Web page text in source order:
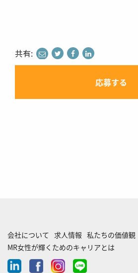
共有:
share
to
share
to
facebook
share
to
linkedin
応募する
会社について 求人情報 私たちの価値観
MR女性が輝くためのキャリアとは
linkedinfacebookinstagram
line-